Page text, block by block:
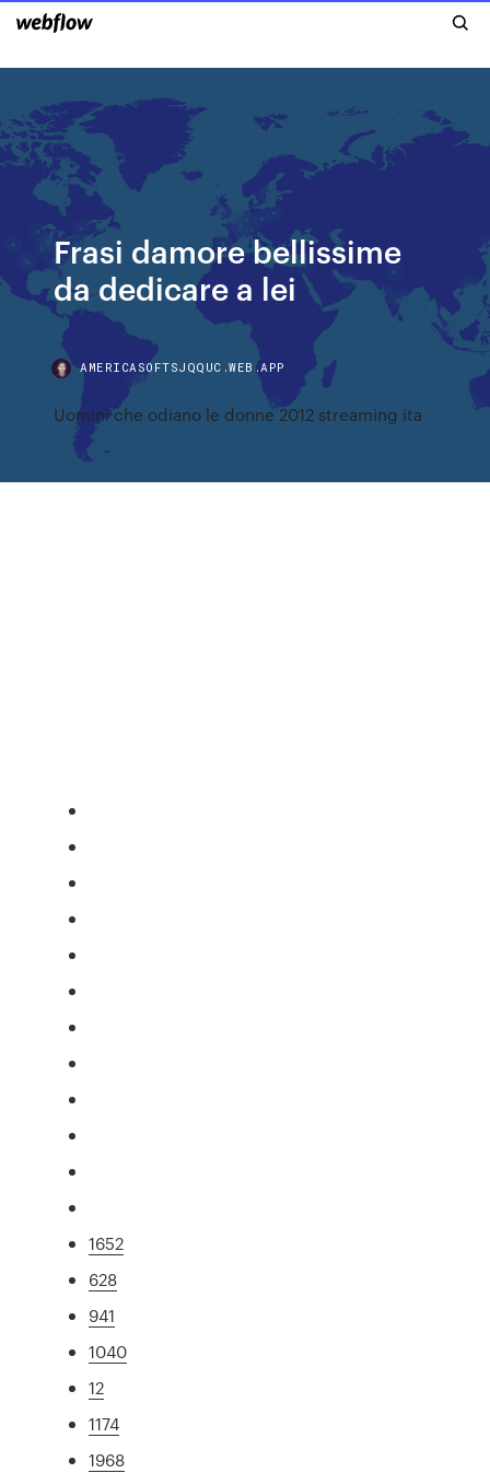
Frasi damore bellissime
da dedicare a lei
AMERICASOFTSJQQUC.WEB.APP
Uomini che odiano le donne 2012 streaming ita
1652
628
941
1040
12
1174
1968